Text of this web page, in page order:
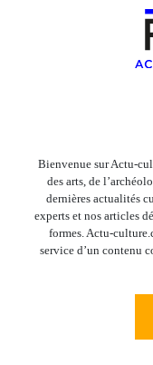
Bienvenue sur Actu-
des arts, de
dernières actualités
experts et nos articles
formes. Actu-
service d’un contenu